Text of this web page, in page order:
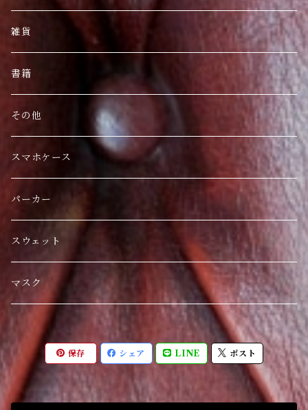
雑貨
書籍
その他
スマホケース
パーカー
スウェット
マスク
保存 シェア LINE ポスト